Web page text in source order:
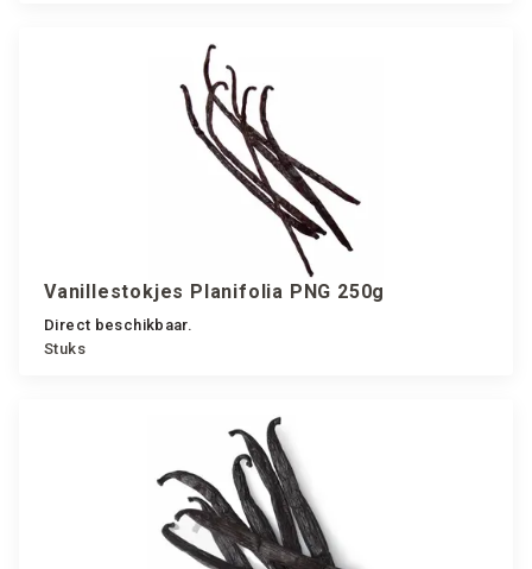
Vanillestokjes Planifolia PNG 250g
Direct beschikbaar.
Stuks